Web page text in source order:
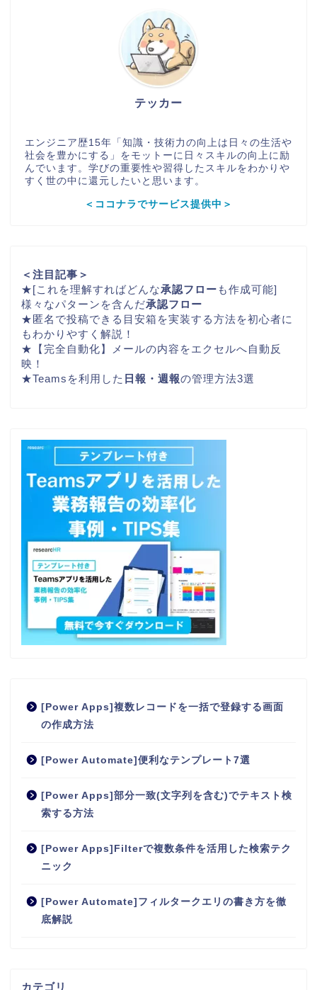
テッカー
エンジニア歴15年「知識・技術力の向上は日々の生活や
社会を豊かにする」をモットーに日々スキルの向上に励
んでいます。学びの重要性や習得したスキルをわかりや
すく世の中に還元したいと思います。
＜ココナラでサービス提供中＞
＜注目記事＞
★[これを理解すればどんな承認フロー も作成可能]
様々なパターンを含んだ承認フロー
★匿名で投稿できる 目安箱 を実装する方法を初心者に
もわかりやすく解説！
★
【完全自動化】メールの内容をエクセルへ自動反
映！
★Teamsを利用した 日報・週報の管理方法3選
[Power Apps]複数レコードを一括で登録する画面
の作成方法
[Power Automate]便利なテンプレート7選
[Power Apps]部分一致(文字列を含む)でテキスト検
索する方法
[Power Apps]Filterで複数条件を活用した検索テク
ニック
[Power Automate]フィルタークエリの書き方を徹
底解説
カテゴリ